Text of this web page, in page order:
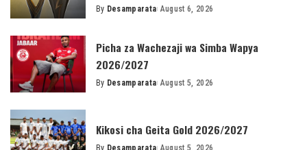
Posted
By Desamparata August 6, 2026
Picha za Wachezaji wa Simba Wapya
2026/2027
Posted
By Desamparata August 5, 2026
Kikosi cha Geita Gold 2026/2027
By Desamparata August 5, 2026